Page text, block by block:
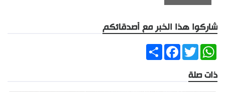
شاركوا هذا الخبر مع أصدقائكم
ShareFacebookTwitter
WhatsApp
ذات صلة